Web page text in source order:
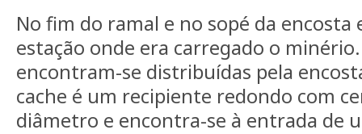
No fim do ramal e no sopé da
estação onde era carregado o
encontram-se distribuídas pela
cache é um recipiente redondo com
diâmetro e encontra-se à entrada de